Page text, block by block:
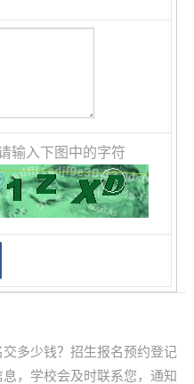
输入下图中的字符
多少钱？招生报名预约登记
，学校会及时联系您，通知